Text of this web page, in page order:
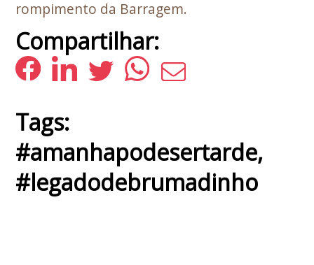
rompimento da Barragem.
Compartilhar:
Tags:
#amanhapodesertarde,
#legadodebrumadinho